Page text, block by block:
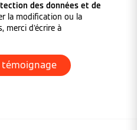
des données et de
la modification ou la
merci d'écrire à